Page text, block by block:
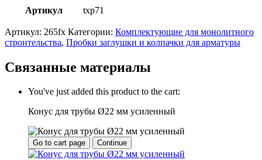
Артикул txp71
Артикул: 265fx Категории: Комплектующие для монолитного
строительства, Пробки заглушки и колпачки для арматуры
Связанные материалы
You've just added this product to the cart:
Конус для трубы Ø22 мм усиленный
Go to cart page Continue